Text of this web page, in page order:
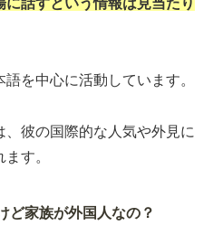
話すという情報は見当たり
を中心に活動しています。
彼の国際的な人気や外見に
す。
ど家族が外国人なの？